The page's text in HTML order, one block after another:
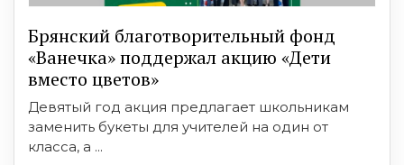
Брянский благотворительный фонд
«Ванечка» поддержал акцию «Дети
вместо цветов»
Девятый год акция предлагает школьникам
заменить букеты для учителей на один от
класса, а ...